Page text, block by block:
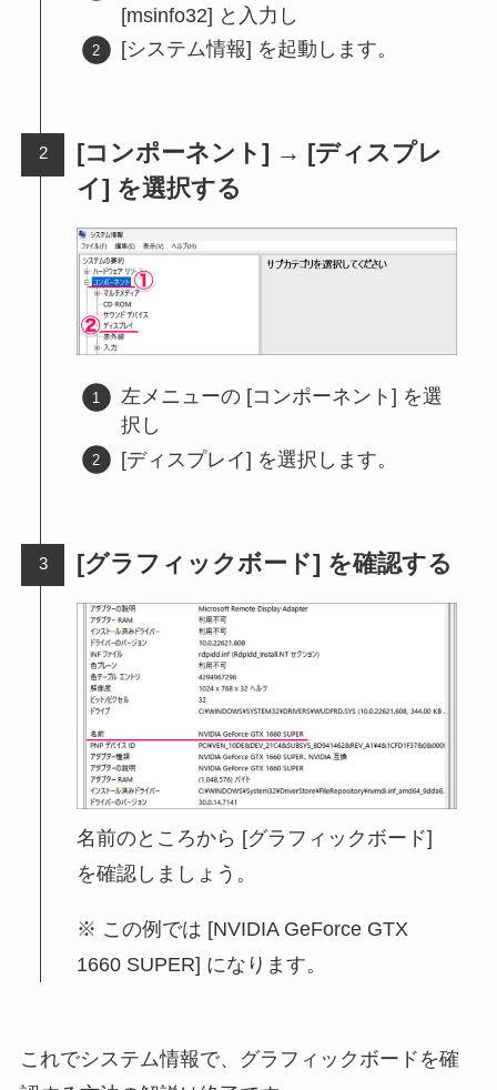
[msinfo32] と入力し
[システム情報] を起動します。
[コンポーネント] → [ディスプレ
イ] を選択する
左メニューの [コンポーネント] を選
択し
[ディスプレイ] を選択します。
[グラフィックボード] を確認する
名前のところから [グラフィックボード]
を確認しましょう。
この例では [NVIDIA GeForce GTX
1660 SUPER] になります。
これでシステム情報で、グラフィックボードを確